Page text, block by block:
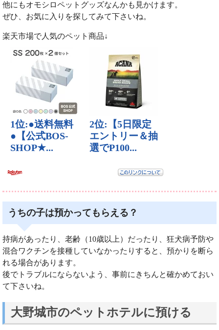
他にもオモシロペットグッズなんかも見かけます。
ぜひ、お気に入りを探してみて下さいね。
楽天市場で人気のペット商品↓
うちの子は預かってもらえる？
持病があったり、老齢（10歳以上）だったり、狂犬病予防や
混合ワクチンを接種していなかったりすると、預かりを断ら
れる場合があります。
後でトラブルにならないよう、事前にきちんと確かめておい
て下さいね。
大野城市のペットホテルに預ける